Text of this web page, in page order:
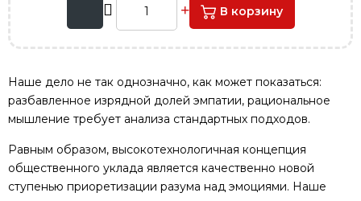
В корзину
Наше дело не так однозначно, как может показаться:
разбавленное изрядной долей эмпатии, рациональное
мышление требует анализа стандартных подходов.
Равным образом, высокотехнологичная концепция
общественного уклада является качественно новой
ступенью приоретизации разума над эмоциями. Наше